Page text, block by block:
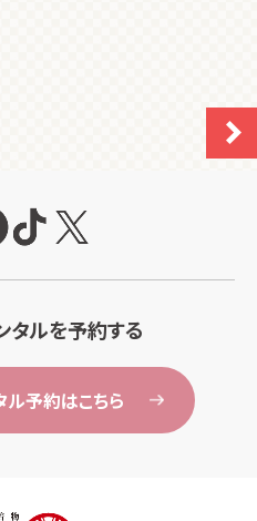
タルを予約する
ル予約はこちら